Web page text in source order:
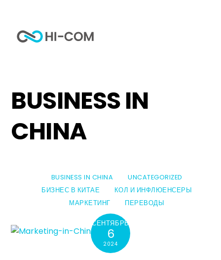
content
BUSINESS IN
CHINA
BUSINESS IN CHINA
UNCATEGORIZED
БИЗНЕС В КИТАЕ
КОЛ И ИНФЛЮЕНСЕРЫ
МАРКЕТИНГ
ПЕРЕВОДЫ
СЕНТЯБРЬ
6
2024